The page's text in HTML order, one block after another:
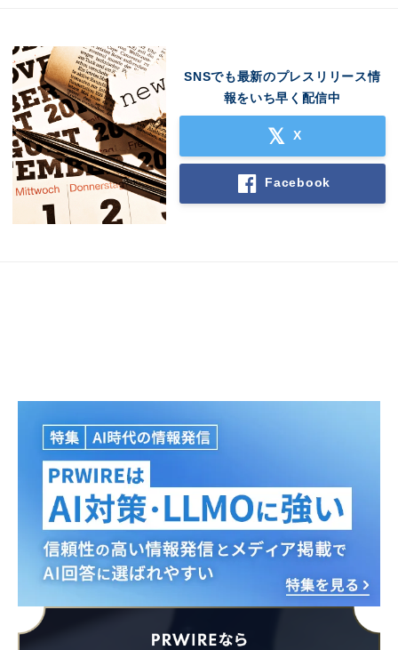
SNSでも最新のプレスリリース情
報をいち早く配信中
X
Facebook